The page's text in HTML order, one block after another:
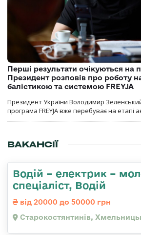
Перші результати очікуються на
Президент розповів про роботу
балістикою та системою FREYJA
Президент України Володимир
програма FREYJA вже перебуває на етапі
ВАКАНСІЇ
Водій – електрик –
спеціаліст, Водій
від 20000 до 50000 грн
Старокостянтинів,